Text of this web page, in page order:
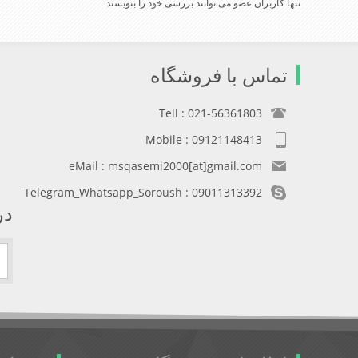
تنها کاربران عضو می توانند بررسی خود را بنویسند
تماس با فروشگاه
Tell : 021-56361803
Mobile : 09121148413
eMail : msqasemi2000[at]gmail.com
Telegram_Whatsapp_Soroush : 09011313392